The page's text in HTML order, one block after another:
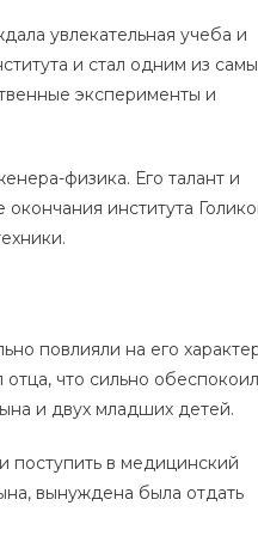
увлекательная учеба и
и стал одним из
эксперименты и
физика. Его талант и
института
повлияли на его
что сильно
и двух младших детей.
поступить в медицинский
вынуждена была отдать